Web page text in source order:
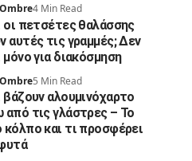
4 Min Read
οι πετσέτες θαλάσσης
αυτές τις γραμμές; Δεν
μόνο για διακόσμηση
5 Min Read
βάζουν αλουμινόχαρτο
από τις γλάστρες – Το
κόλπο και τι προσφέρει